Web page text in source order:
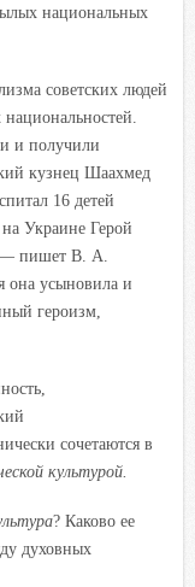
национальных
советских людей
и получили
кузнец Шаахмед
16 детей
Украине Герой
пишет В. А.
она усыновила и
героизм,
сочетаются в
культурой.
? Каково ее
духовных